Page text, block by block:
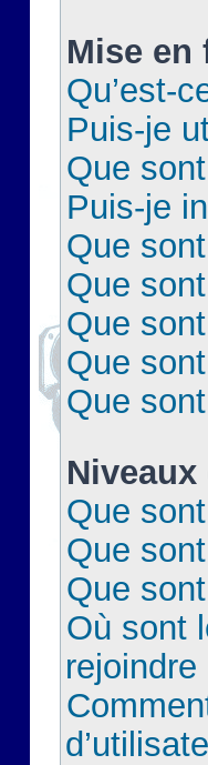
Mise en
Qu’est-
Puis-je
Que
Puis-je
Que
Que
Que
Que
Que
Que
Que
Que
Où sont
rejoindre